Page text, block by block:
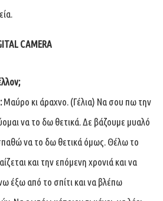
Μαύρο κι άραχνο. (Γέλια) Να σου πω την
να το δω θετικά. Δε βάζουμε μυαλό
να το δω θετικά όμως. Θέλω το
και την επόμενη χρονιά και να
έξω από το σπίτι και να βλέπω